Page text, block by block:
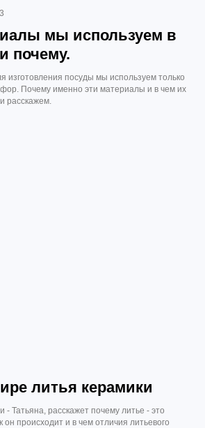
мы используем в
почему.
изготовления посуды мы используем только
Почему именно эти материалы и в чем их
расскажем.
литья керамики
Татьяна, расскажет почему литье - это
он происходит и в чем отличия литьевого